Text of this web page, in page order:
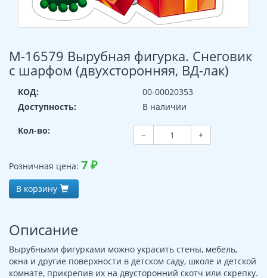
М-16579 Вырубная фигурка. Снеговик
с шарфом (двухсторонняя, ВД-лак)
КОД:
00-00020353
Доступность:
В наличии
Кол-во: − +
Розничная цена: 7₽
В корзину
Описание
Вырубными фигурками можно украсить стены, мебель,
окна и другие поверхности в детском саду, школе и детской
комнате, прикрепив их на двусторонний скотч или скрепку.